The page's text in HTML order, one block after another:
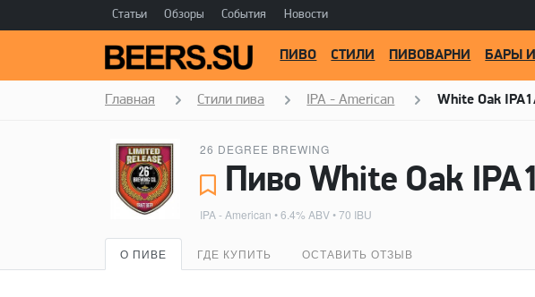
Статьи Обзоры События Новости
ПИВО СТИЛИ ПИВОВАРНИ БАРЫ
Главная Стили пива IPA - American White Oak
26 DEGREE BREWING
Пиво White Oak
IPA - American • 6.4% ABV • 70 IBU
О ПИВЕ ГДЕ КУПИТЬ ОСТАВИТЬ ОТЗЫВ